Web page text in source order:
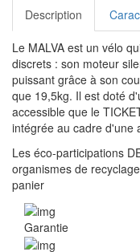
Description
Le MALVA est un vélo
discrets : son moteur
puissant grâce à son
que 19,5kg. Il est doté
accessible que le
intégrée au cadre d'une
Les éco-participations
organismes de
panier
Garantie